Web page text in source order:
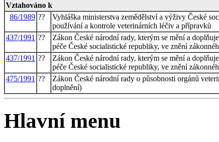
Vztahováno k
86/1989 ??
Vyhláška ministerstva zemědělství a výživy České
používání a kontrole veterinárních léčiv a přípravků
437/1991 ??
Zákon České národní rady, kterým se mění a
péče České socialistické republiky, ve znění
437/1991 ??
Zákon České národní rady, kterým se mění a
péče České socialistické republiky, ve znění
475/1991 ??
Zákon České národní rady o působnosti orgánů
doplnění)
Hlavní menu